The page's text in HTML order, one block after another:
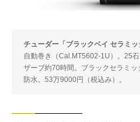
チューダー「ブラックベイ セラミ
自動巻き（Cal.MT5602-1U）。25
ザーブ約70時間。ブラックセラミ
防水。53万9000円（税込み）。